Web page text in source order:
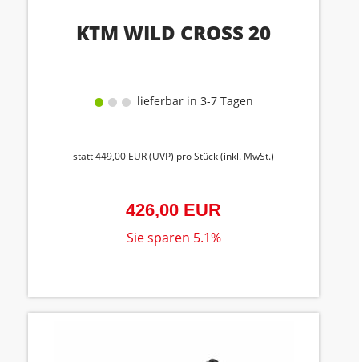
KTM WILD CROSS 20
lieferbar in 3-7 Tagen
statt449,00 EUR(UVP) pro Stück (inkl. MwSt.)
426,00 EUR
Sie sparen 5.1%